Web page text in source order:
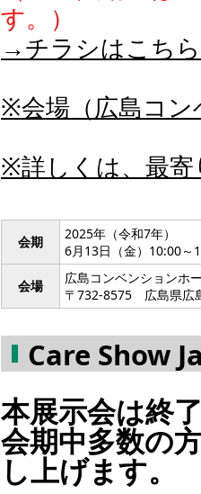
す。）
→チラシはこちら
※会場（広島コ
※詳しくは、最
会期
2025年（令和7年）
6月13日（金）10:00～
会場
広島コンベンションホ
〒732-8575 広島県広
Care Show
本展示会は終
会期中多数の
し上げます。